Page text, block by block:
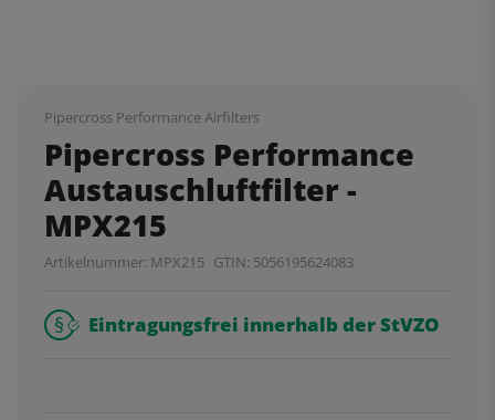
Pipercross Performance Airfilters
Pipercross Performance
Austauschluftfilter -
MPX215
Artikelnummer: MPX215 GTIN: 5056195624083
Eintragungsfrei innerhalb der StVZO